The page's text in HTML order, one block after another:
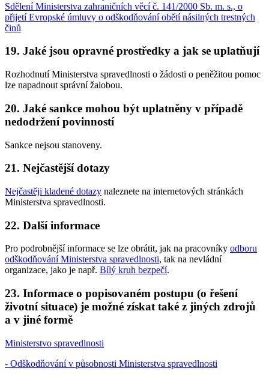
Sdělení Ministerstva zahraničních věcí č. 141/2000 Sb. m. s., o
přijetí Evropské úmluvy o odškodňování obětí násilných trestných
činů
19. Jaké jsou opravné prostředky a jak se uplatňují
Rozhodnutí Ministerstva spravedlnosti o žádosti o peněžitou pomoc
lze napadnout správní žalobou.
20. Jaké sankce mohou být uplatněny v případě
nedodržení povinností
Sankce nejsou stanoveny.
21. Nejčastější dotazy
Nejčastěji kladené dotazy naleznete na internetových stránkách
Ministerstva spravedlnosti.
22. Další informace
Pro podrobnější informace se lze obrátit, jak na pracovníky odboru
odškodňování Ministerstva spravedlnosti, tak na nevládní
organizace, jako je např. Bílý kruh bezpečí.
23. Informace o popisovaném postupu (o řešení
životní situace) je možné získat také z jiných zdrojů
a v jiné formě
Ministerstvo spravedlnosti
- Odškodňování v působnosti Ministerstva spravedlnosti